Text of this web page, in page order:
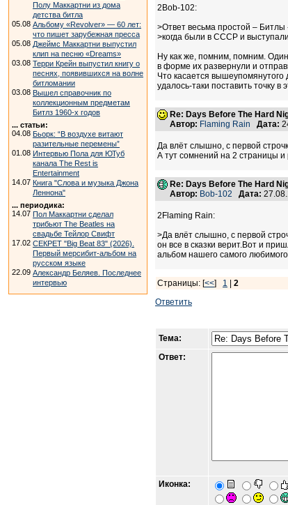
Полу Маккартни из дома
детства битла
05.08 Альбому «Revolver» — 60 лет:
что пишет зарубежная пресса
05.08 Джеймс Маккартни выпустил
клип на песню «Dreams»
03.08 Терри Крейн выпустил книгу о
песнях, появившихся на волне
битломании
03.08 Вышел справочник по
коллекционным предметам
Битлз 1960-х годов
... статьи:
04.08 Бьорк: “В воздухе витают
разительные перемены”
01.08 Интервью Пола для ЮТуб
канала The Rest is
Entertainment
14.07 Книга "Слова и музыка Джона
Леннона"
... периодика:
14.07 Пол Маккартни сделал
трибьют The Beatles на
свадьбе Тейлор Свифт
17.02 СЕКРЕТ "Big Beat 83" (2026).
Первый мерсибит-альбом на
русском языке
22.09 Александр Беляев. Последнее
интервью
2Bob-102:
>Ответ весьма простой – Битлы
>когда были в СССР и
Ну как же, помним, помним.
в форме их развернули и
Что касается вышеупомянутого
удалось-таки поставить точку
Re: Days Before The Hard
Автор: Flaming Rain Дата:
Да влёт слышно, с первой
А тут сомнений на 2 страницы
Re: Days Before The Hard
Автор: Bob-102 Дата:
2Flaming Rain:
>Да влёт слышно, с первой
он все в сказки верит.Вот и
альбом нашего самого
Страницы: [<<] 1
2
Ответить
Тема:
Ответ:
Иконка: